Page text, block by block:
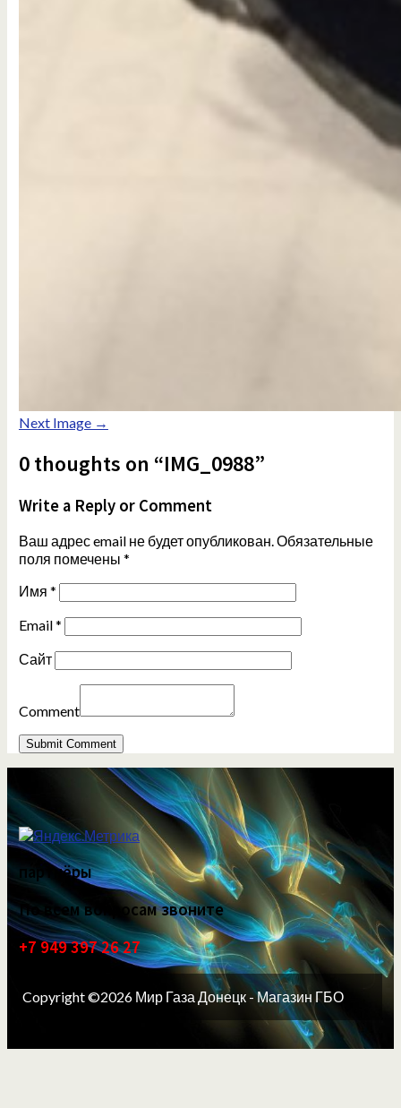
Next Image →
0 thoughts on “IMG_0988”
Write a Reply or Comment
Ваш адрес email не будет опубликован.Обязательные
поля помечены *
Имя *
Email*
Сайт
Comment
партнёры
По всем вопросам звоните
+7 949 397 26 27
Copyright ©2026 Мир Газа Донецк - Магазин ГБО